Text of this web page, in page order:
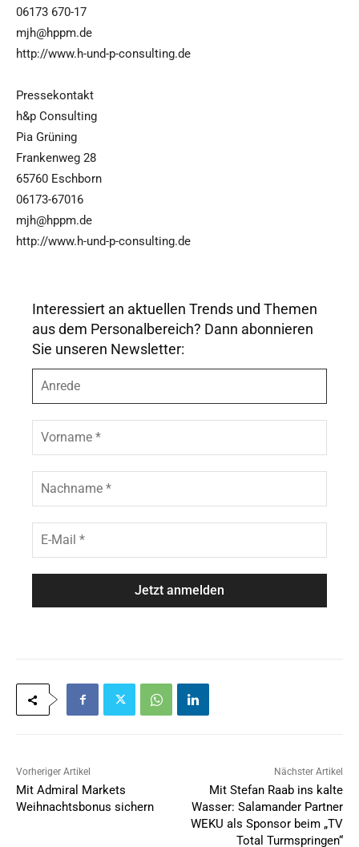
06173 670-17
mjh@hppm.de
http://www.h-und-p-consulting.de
Pressekontakt
h&p Consulting
Pia Grüning
Frankenweg 28
65760 Eschborn
06173-67016
mjh@hppm.de
http://www.h-und-p-consulting.de
Interessiert an aktuellen Trends und Themen
aus dem Personalbereich? Dann abonnieren
Sie unseren Newsletter:
r
e
e
r
n
m
c
h
a
M
a
l
Vorheriger Artikel
Mit Admiral Markets
Weihnachtsbonus sichern
Nächster Artikel
Mit Stefan Raab ins kalte
Wasser: Salamander Partner
WEKU als Sponsor beim „TV
Total Turmspringen“